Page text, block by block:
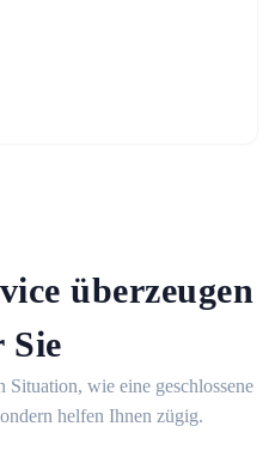
überzeugen
Sie
Situation, wie eine geschlossene
helfen Ihnen zügig.